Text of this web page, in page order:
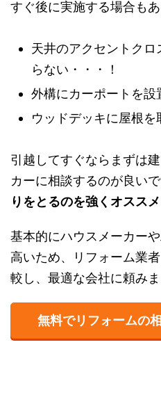
てすぐ後に実施する場合も
天井のアクセントク
入らない・・・！
外構にカーポートを設
ウッドデッキに屋根を
引越してすぐならまずは
ーカーに相談するのが良
積もりをとるのを強くオ
基本的にハウスメーカー
は高いため、リフォーム
て比較し、最適な会社に頼
無料でリフォームの